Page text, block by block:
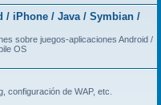
/ iPhone / Java / Symbian /
sobre juegos-aplicaciones Android /
OS
configuración de WAP, etc.